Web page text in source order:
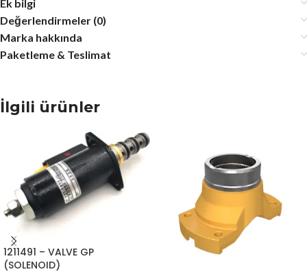
Ek bilgi
Değerlendirmeler (0)
Marka hakkında
Paketleme & Teslimat
İlgili ürünler
1211491 – VALVE GP
(SOLENOID)